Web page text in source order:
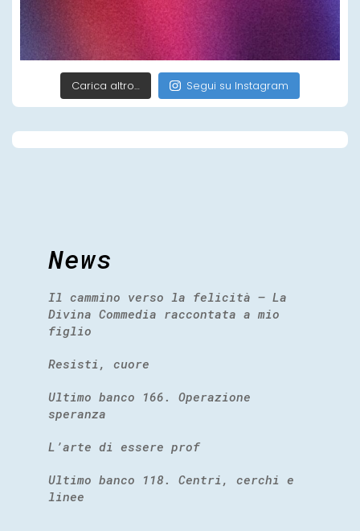
Carica altro… Segui su Instagram
News
Il cammino verso la felicità – La
Divina Commedia raccontata a mio
figlio
Resisti, cuore
Ultimo banco 166. Operazione
speranza
L’arte di essere prof
Ultimo banco 118. Centri, cerchi e
linee